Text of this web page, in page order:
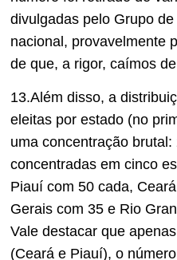
divulgadas pelo Grupo
nacional, provavelmente
de que, a rigor, caímos
13.Além disso, a
eleitas por estado (no
uma concentração brutal:
concentradas em cinco
Piauí com 50 cada,
Gerais com 35 e Rio
Vale destacar que
(Ceará e Piauí), o